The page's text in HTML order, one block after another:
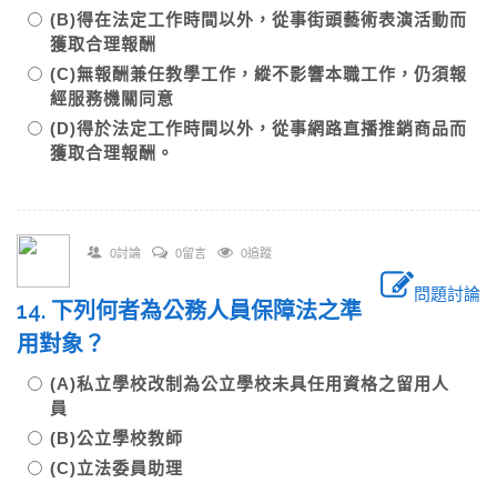
(B)得在法定工作時間以外，從事街頭藝術表演活動而
獲取合理報酬
(C)無報酬兼任教學工作，縱不影響本職工作，仍須報
經服務機關同意
(D)得於法定工作時間以外，從事網路直播推銷商品而
獲取合理報酬。
0討論 0留言 0追蹤
問題討論
14. 下列何者為公務人員保障法之準
用對象？
(A)私立學校改制為公立學校未具任用資格之留用人
員
(B)公立學校教師
(C)立法委員助理